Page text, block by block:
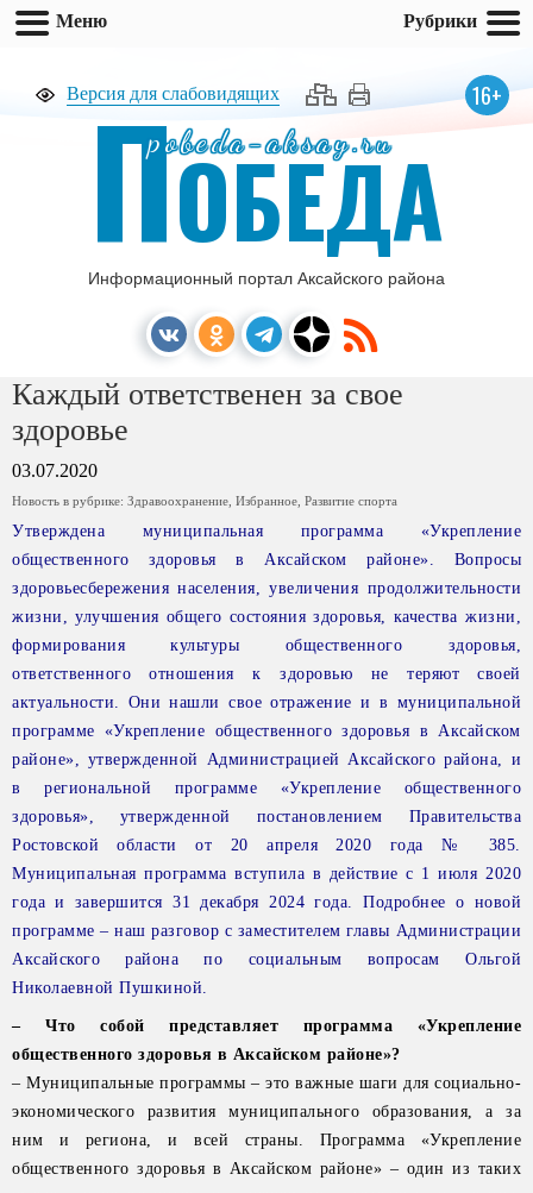
Версия для слабовидящих 16+
pobeda-aksay.ru
ПОБЕДА
Информационный портал Аксайского района
Каждый ответственен за свое
здоровье
03.07.2020
Новость в рубрике: Здравоохранение Избранное Развитие спорта
Утверждена муниципальная программа «Укрепление
общественного здоровьяв Аксайском районе». Вопросы
здоровьесбережения населения, увеличения продолжительности
жизни,улучшения общего состояния здоровья, качества жизни,
формирования культуры общественного здоровья,
ответственного отношения к здоровью не теряют своей
актуальности. Они нашли свое отражение и в муниципальной
программе «Укрепление общественного здоровья в Аксайском
районе», утвержденной АдминистрациейАксайского района, и
в региональной программе «Укрепление общественного
здоровья», утвержденной постановлением Правительства
Ростовской области от 20 апреля 2020 года № 385.
Муниципальная программа вступила в действие с 1 июля 2020
годаи завершится 31 декабря 2024 года. Подробнее о новой
программе – наш разговор с заместителем главы Администрации
Аксайского района по социальным вопросам Ольгой
Николаевной Пушкиной.
– Что собой представляет программа «Укрепление
общественного здоровья в Аксайском районе»?
– Муниципальные программы – это важные шаги для социально-
экономического развития муниципального образования, а за
ним и региона, и всей страны. Программа «Укрепление
общественного здоровья в Аксайском районе» – один из таких
Меню Рубрики